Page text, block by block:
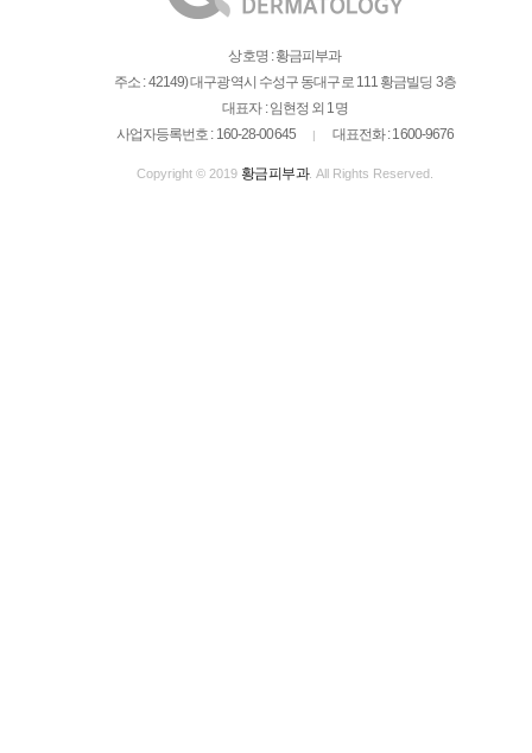
상호명 : 황금피부과
주소 : 42149) 대구광역시 수성구 동대구로 111 황금빌딩 3층
대표자 : 임현정 외 1명
사업자등록번호 : 160-28-00645
| 대표전화 : 1600-9676
Copyright © 2019 황금피부과. All Rights Reserved.